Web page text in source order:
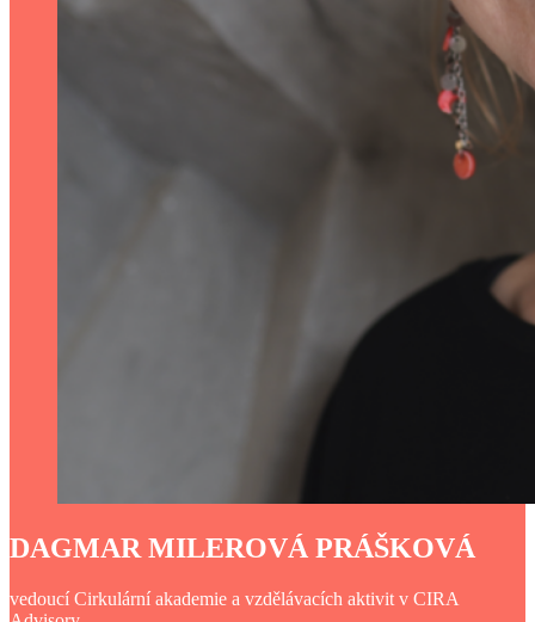
DAGMAR MILEROVÁ PRÁŠKOVÁ
vedoucí Cirkulární akademie a vzdělávacích aktivit v CIRA